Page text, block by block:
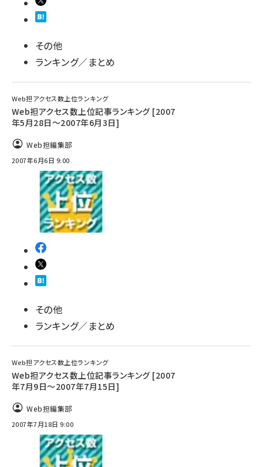
その他
ランキング／まとめ
Web担アクセス数上位ランキング
Web担アクセス数上位記事ランキング [2007
年5月28日～2007年6月3日]
Web担編集部
2007年6月6日 9:00
その他
ランキング／まとめ
Web担アクセス数上位ランキング
Web担アクセス数上位記事ランキング [2007
年7月9日～2007年7月15日]
Web担編集部
2007年7月18日 9:00